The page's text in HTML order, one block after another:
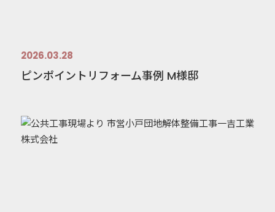
2026.03.28
ピンポイントリフォーム事例 M様邸